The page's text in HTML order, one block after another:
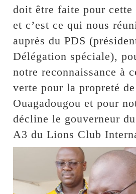
doit être faite pour cette
et c’est ce qui nous
auprès du PDS
Délégation spéciale),
notre reconnaissance à
verte pour la propreté
Ouagadougou et pour
décline le gouverneur
A3 du Lions Club